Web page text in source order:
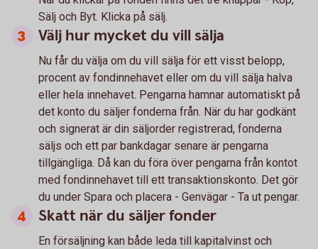
Sälj och Byt. Klicka på sälj.
Välj hur mycket du vill sälja
Nu får du välja om du vill sälja för ett visst belopp,
procent av fondinnehavet eller om du vill sälja halva
eller hela innehavet. Pengarna hamnar automatiskt på
det konto du säljer fonderna från. När du har godkänt
och signerat är din säljorder registrerad, fonderna
säljs och ett par bankdagar senare är pengarna
tillgängliga. Då kan du föra över pengarna från kontot
med fondinnehavet till ett transaktionskonto. Det gör
du under Spara och placera - Genvägar - Ta ut pengar.
Skatt när du säljer fonder
En försäljning kan både leda till kapitalvinst och